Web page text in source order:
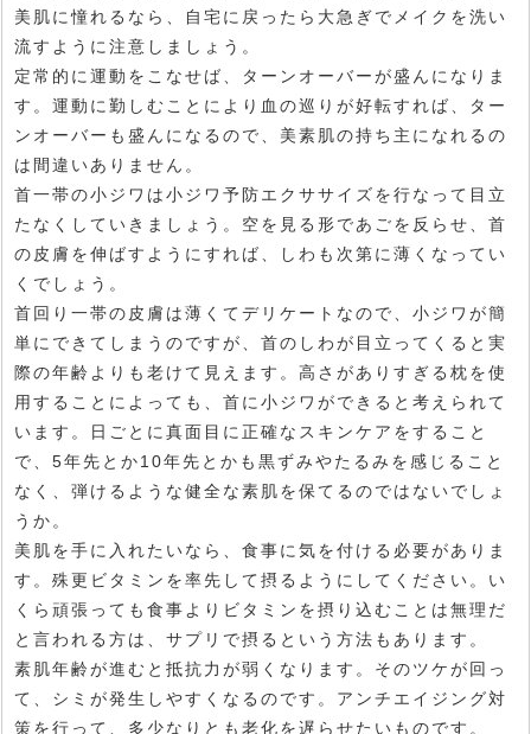
美肌に憧れるなら、自宅に戻ったら大急ぎでメイクを洗い
流すように注意しましょう。
定常的に運動をこなせば、ターンオーバーが盛んになりま
す。運動に勤しむことにより血の巡りが好転すれば、ター
ンオーバーも盛んになるので、美素肌の持ち主になれるの
は間違いありません。
首一帯の小ジワは小ジワ予防エクササイズを行なって目立
たなくしていきましょう。空を見る形であごを反らせ、首
の皮膚を伸ばすようにすれば、しわも次第に薄くなってい
くでしょう。
首回り一帯の皮膚は薄くてデリケートなので、小ジワが簡
単にできてしまうのですが、首のしわが目立ってくると実
際の年齢よりも老けて見えます。高さがありすぎる枕を使
用することによっても、首に小ジワができると考えられて
います。日ごとに真面目に正確なスキンケアをすること
で、5年先とか10年先とかも黒ずみやたるみを感じること
なく、弾けるような健全な素肌を保てるのではないでしょ
うか。
美肌を手に入れたいなら、食事に気を付ける必要がありま
す。殊更ビタミンを率先して摂るようにしてください。い
くら頑張っても食事よりビタミンを摂り込むことは無理だ
と言われる方は、サプリで摂るという方法もあります。
素肌年齢が進むと抵抗力が弱くなります。そのツケが回っ
て、シミが発生しやすくなるのです。アンチエイジング対
策を行って、多少なりとも老化を遅らせたいものです。